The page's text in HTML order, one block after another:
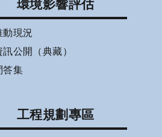
環境影響評估
動現況
訊公開（典藏）
答集
工程規劃專區